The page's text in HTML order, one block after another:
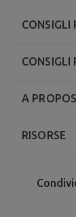
CONSIGLI
CONSIGLI
A
RISORSE